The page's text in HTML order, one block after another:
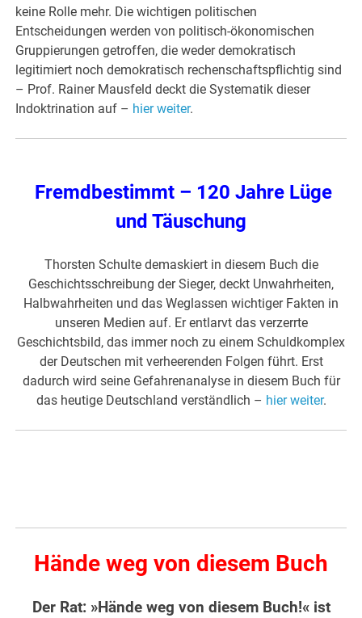
keine Rolle mehr. Die wichtigen politischen
Entscheidungen werden von politisch-ökonomischen
Gruppierungen getroffen, die weder demokratisch
legitimiert noch demokratisch rechenschaftspflichtig sind
– Prof. Rainer Mausfeld deckt die Systematik dieser
Indoktrination auf – hier weiter.
Fremdbestimmt – 120 Jahre Lüge
und Täuschung
Thorsten Schulte demaskiert in diesem Buch die
Geschichtsschreibung der Sieger, deckt Unwahrheiten,
Halbwahrheiten und das Weglassen wichtiger Fakten in
unseren Medien auf. Er entlarvt das verzerrte
Geschichtsbild, das immer noch zu einem Schuldkomplex
der Deutschen mit verheerenden Folgen führt. Erst
dadurch wird seine Gefahrenanalyse in diesem Buch für
das heutige Deutschland verständlich – hier weiter.
Hände weg von diesem Buch
Der Rat: »Hände weg von diesem Buch!« ist